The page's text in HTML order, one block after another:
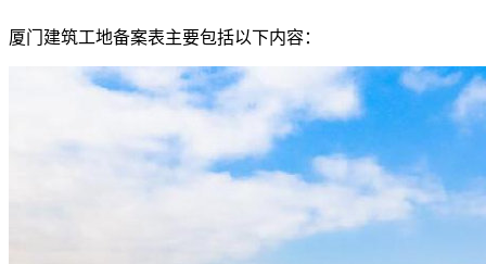
厦门建筑工地备案表主要包括以下内容：